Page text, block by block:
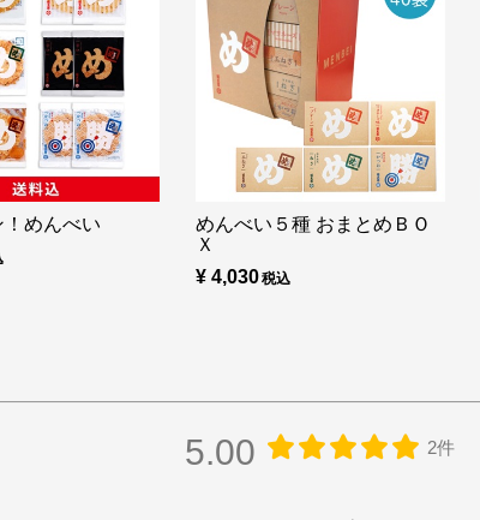
めんべい
めんべい５種 おまとめＢＯ
Ｘ
¥ 4,030
5.00 2件